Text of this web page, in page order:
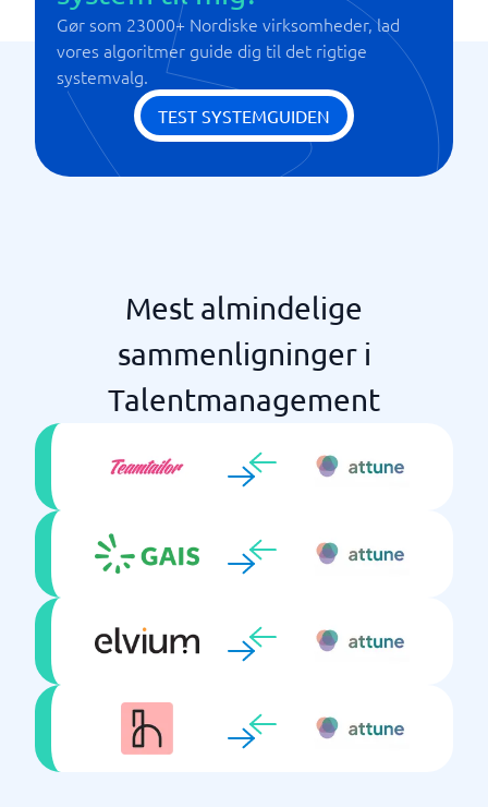
Gør som 23000+ Nordiske virksomheder, lad
vores algoritmer guide dig til det rigtige
systemvalg.
TEST SYSTEMGUIDEN
Mest almindelige
sammenligninger i
Talentmanagement